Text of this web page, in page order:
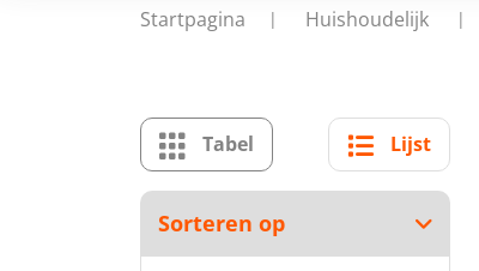
Startpagina Huishoudelijk
Tabel Lijst
Sorteren op